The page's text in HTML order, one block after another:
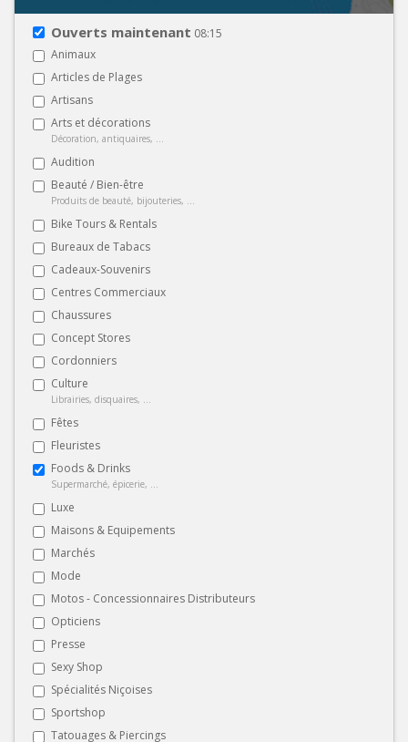
Ouverts maintenant 08:15
Animaux
Articles de Plages
Artisans
Arts et décorations
Décoration, antiquaires, ...
Audition
Beauté / Bien-être
Produits de beauté, bijouteries, ...
Bike Tours & Rentals
Bureaux de Tabacs
Cadeaux-Souvenirs
Centres Commerciaux
Chaussures
Concept Stores
Cordonniers
Culture
Librairies, disquaires, ...
Fêtes
Fleuristes
Foods & Drinks
Supermarché, épicerie, ...
Luxe
Maisons & Equipements
Marchés
Mode
Motos - Concessionnaires Distributeurs
Opticiens
Presse
Sexy Shop
Spécialités Niçoises
Sportshop
Tatouages & Piercings